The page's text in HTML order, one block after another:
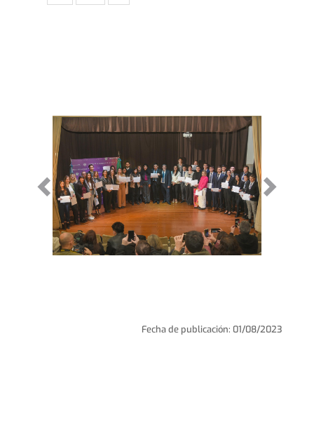
Fecha de publicación: 01/08/2023